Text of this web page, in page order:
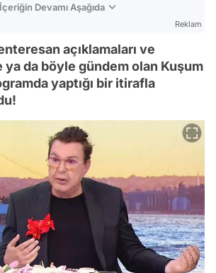
İçeriğin Devamı Aşağıda
Reklam
açıklamaları ve
da böyle gündem olan Kuşum
yaptığı bir itirafla